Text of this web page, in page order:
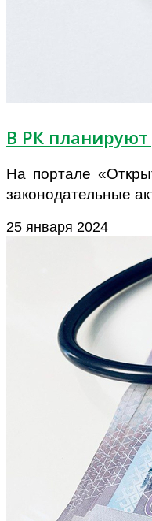
В РК
На портале
законодательные
25 января 2024